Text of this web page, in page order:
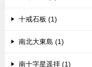
十戒石板 (1)
南北大東島 (1)
南十字星遥拝 (1)